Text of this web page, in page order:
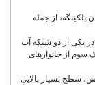
بلکینگه، از جمله
محققان در یادداشت‌های پیش‌زمینه گفتند که آلودگی PFAS در یکی از دو شبکه آب
حدود یک سوم از خانوارهای
کردند که در سال‌های ۲۰۱۴ و ۲۰۱۵، پایش، سطح بسیار بالایی